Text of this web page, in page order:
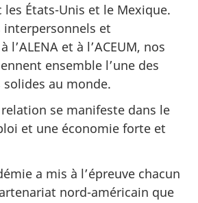
les États-Unis et le Mexique.
interpersonnels et
et à l’ACEUM, nos
ensemble l’une des
au monde.
se manifeste dans le
et une économie forte et
a mis à l’épreuve chacun
nord-américain que